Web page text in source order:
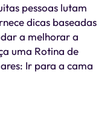
pessoas lutam
dicas baseadas
a melhorar a
uma Rotina de
Ir para a cama